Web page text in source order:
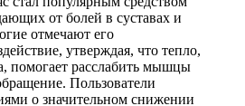
от болей в суставах и
отмечают его
утверждая, что тепло,
помогает расслабить мышцы
Пользователи
о значительном снижении